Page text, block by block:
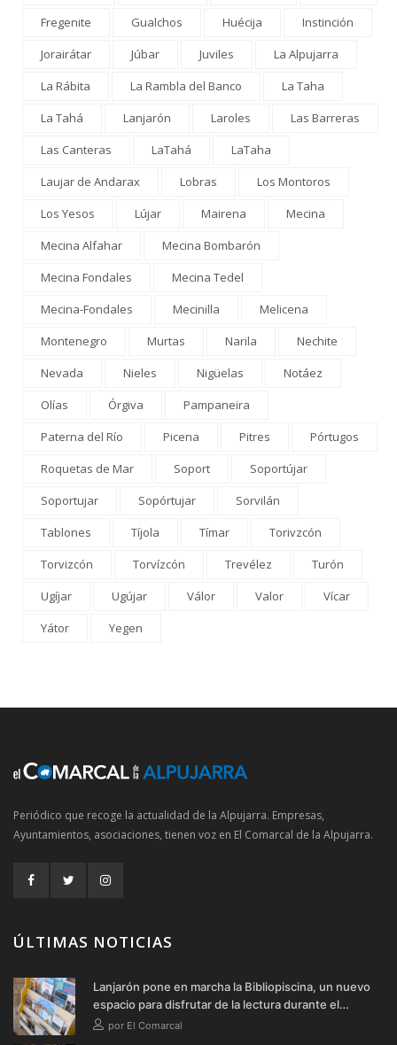
Fregenite
Gualchos Huécija
Instinción
Jorairátar
Júbar Juviles
La Alpujarra
La Rábita
La Rambla del Banco
La Taha
La Tahá
Lanjarón Laroles
Las Barreras
Las Canteras
LaTahá
LaTaha
Laujar de Andarax
Lobras
Los Montoros
Los Yesos
Lújar Mairena
Mecina
Mecina Alfahar
Mecina Bombarón
Mecina Fondales
Mecina Tedel
Mecina-Fondales
Mecinilla
Melicena
Montenegro
Murtas Narila
Nechite
Nevada
Nieles Nigüelas
Notáez
Olías
Órgiva
Pampaneira
Paterna del Río
Picena Pitres
Pórtugos
Roquetas de Mar
Soport
Soportújar
Soportujar
Sopórtujar
Sorvilán
Tablones
Tíjola Tímar
Torivzcón
Torvizcón
Torvízcón Trevélez
Turón
Ugíjar
Ugújar Válor Valor
Vícar
Yátor
Yegen
Periódico que recoge la actualidad de la Alpujarra. Empresas,
Ayuntamientos, asociaciones, tienen voz en El Comarcal de la Alpujarra.
ÚLTIMAS NOTICIAS
Lanjarón pone en marcha la Bibliopiscina, un nuevo
espacio para disfrutar de la lectura durante el
verano
por El Comarcal